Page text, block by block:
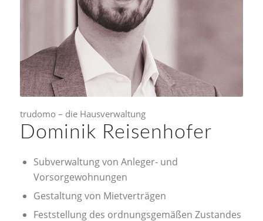
trudomo – die Hausverwaltung
Dominik Reisenhofer
Subverwaltung von Anleger- und
Vorsorgewohnungen
Gestaltung von Mietverträgen
Feststellung des ordnungsgemäßen Zustandes